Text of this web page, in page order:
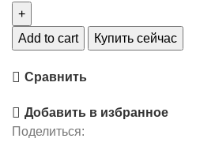
Add to cart Купить сейчас
Сравнить
Добавить в избранное
Поделиться: